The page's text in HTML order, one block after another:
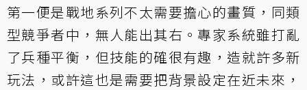
第一便是戰地系列不太需要擔心的畫質，同類
型競爭者中，無人能出其右。專家系統雖打亂
了兵種平衡，但技能的確很有趣，造就許多新
玩法，或許這也是需要把背景設定在近未來，